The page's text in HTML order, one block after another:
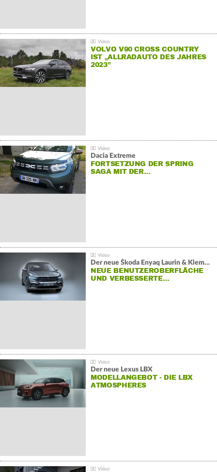
VOLVO V90 CROSS COUNTRY
IST „ALLRADAUTO DES JAHRES
2023”
Dacia Extreme
FORTSETZUNG DER SPRING
SAGA MIT DER…
Der neue Škoda Enyaq Laurin & Klement
NEUE BENUTZEROBERFLÄCHE
UND VERBESSERTE…
Der neue Lexus LBX
MODELLANGEBOT - DIE LBX
ATMOSPHERES